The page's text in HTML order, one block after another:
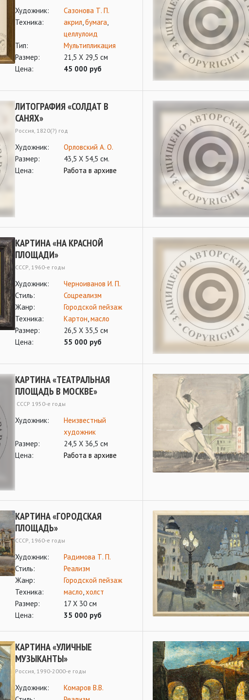
Художник:
Сазонова Т. П.
Техника:
акрил,бумага,
целлулоид
Тип:
Мультипликация
Размер:
21,5 Х 29,5 см
Цена:
45 000 руб
ЛИТОГРАФИЯ «СОЛДАТ В
САНЯХ»
Россия, 1820(?) год
Художник:
Орловский А. О.
Размер:
43,5 Х 54,5 см.
Цена:
Работа в архиве
КАРТИНА «НА КРАСНОЙ
ПЛОЩАДИ»
СССР, 1960-е годы
Художник:
Черноиванов И. П.
Стиль:
Соцреализм
Жанр:
Городской пейзаж
Техника:
Картон,масло
Размер:
26,5 Х 35,5 см
Цена:
55 000 руб
КАРТИНА «ТЕАТРАЛЬНАЯ
ПЛОЩАДЬ В МОСКВЕ»
СССР 1950-е годы
Художник:
Неизвестный
художник
Размер:
24,5 Х 36,5 см
Цена:
Работа в архиве
КАРТИНА «ГОРОДСКАЯ
ПЛОЩАДЬ»
СССР, 1960-е годы
Художник:
Радимова Т. П.
Стиль:
Реализм
Жанр:
Городской пейзаж
Техника:
масло,холст
Размер:
17 Х 30 см
Цена:
35 000 руб
КАРТИНА «УЛИЧНЫЕ
МУЗЫКАНТЫ»
Россия, 1990-2000-е годы
Художник:
Комаров В.В.